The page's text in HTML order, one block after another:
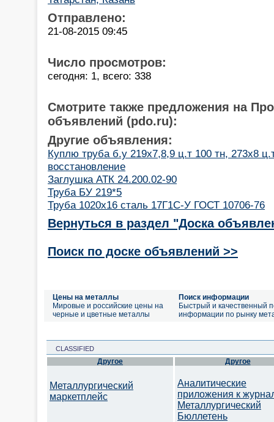
Отправлено:
21-08-2015 09:45
Число просмотров:
сегодня: 1, всего: 338
Смотрите также предложения на
объявлений (pdo.ru):
Другие объявления:
Куплю труба б.у 219х7,8,9 ц.т 100 тн, 273x8
восстановление
Заглушка АТК 24.200.02-90
Труба БУ 219*5
Труба 1020х16 сталь 17Г1С-У ГОСТ 10706-76
Вернуться в раздел "Доска
Поиск по доске объявлений >>
Цены на металлы
Мировые и российские цены на
черные и цветные металлы
Поиск информации
Быстрый и качественный
информации по рынку
CLASSIFIED
Другое
Металлургический
маркетплейс
Другое
Аналитические
приложения к
Металлургический
Бюллетень